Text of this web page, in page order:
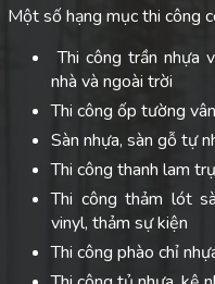
Một số hạng mục thi công
Thi công trần nhựa
nhà và ngoài trời
Thi công ốp tường
Sàn nhựa, sàn gỗ tự
Thi công thanh lam
Thi công thảm lót
vinyl, thảm sự kiện
Thi công phào chỉ